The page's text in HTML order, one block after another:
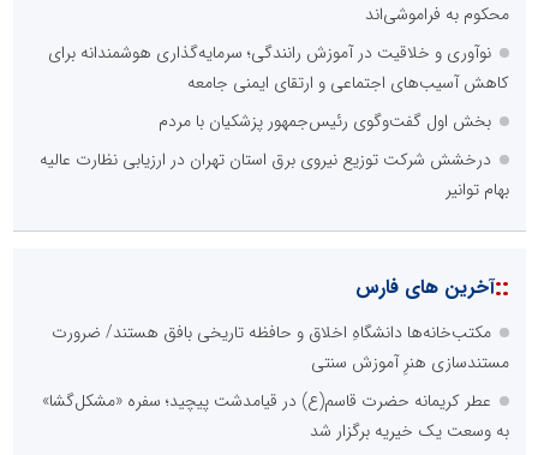
محکوم به فراموشی‌اند
نوآوری و خلاقیت در آموزش رانندگی؛ سرمایه‌گذاری هوشمندانه برای
کاهش آسیب‌های اجتماعی و ارتقای ایمنی جامعه
بخش اول گفت‌وگوی رئیس‌جمهور پزشکیان با مردم
درخشش شرکت توزیع نیروی برق استان تهران در ارزیابی نظارت عالیه
بهام توانیر
::آخرین های فارس
مکتب‌خانه‌ها دانشگاهِ اخلاق و حافظه تاریخی بافق هستند/ ضرورت
مستندسازی هنرِ آموزش سنتی
عطر کریمانه حضرت قاسم(ع) در قیامدشت پیچید؛ سفره «مشکل‌گشا»
به وسعت یک خیریه برگزار شد